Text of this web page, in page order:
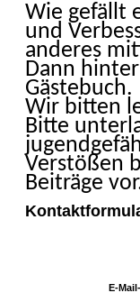
Wie gefällt
und
anderes
Dann
Gästebuch.
Wir bitten
Bitte
Verstößen
Beiträge
E-